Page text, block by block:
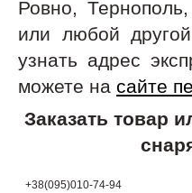
Ровно,
или любой
узнать адрес
можете на сайте
Заказать товар
+38(095)010-74-94